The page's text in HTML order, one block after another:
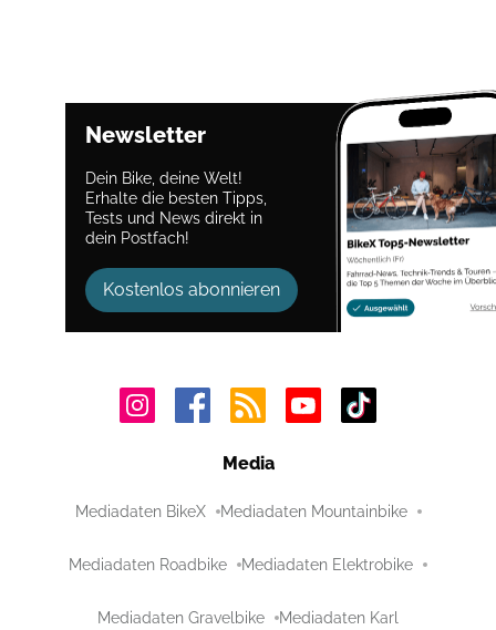
Newsletter
Dein Bike, deine Welt!
Erhalte die besten Tipps,
Tests und News direkt in
dein Postfach!
Kostenlos abonnieren
Media
Mediadaten BikeX Mediadaten Mountainbike
Mediadaten Roadbike Mediadaten Elektrobike
Mediadaten Gravelbike Mediadaten Karl